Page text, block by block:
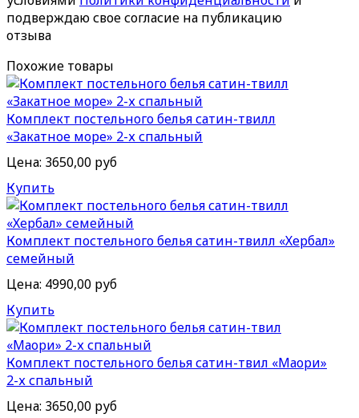
подверждаю свое согласие на публикацию
отзыва
Похожие товары
Комплект постельного белья сатин-твилл
«Закатное море» 2-х спальный
Цена: 3650,00 руб
Купить
Комплект постельного белья сатин-твилл «Хербал»
семейный
Цена: 4990,00 руб
Купить
Комплект постельного белья сатин-твил «Маори»
2-х спальный
Цена: 3650,00 руб